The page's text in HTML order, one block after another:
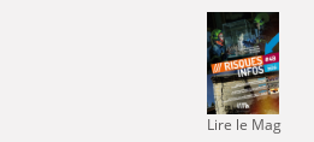
Lire le Mag